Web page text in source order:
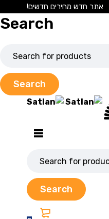
אתר חדש מחירים חדשים!
Search